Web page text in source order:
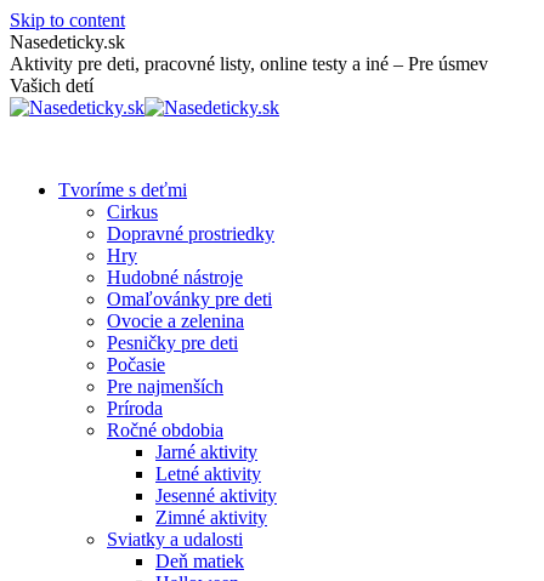
Skip to content
Nasedeticky.sk
Aktivity pre deti, pracovné listy, online testy a iné – Pre úsmev
Vašich detí
Tvoríme s deťmi
Cirkus
Dopravné prostriedky
Hry
Hudobné nástroje
Omaľovánky pre deti
Ovocie a zelenina
Pesničky pre deti
Počasie
Pre najmenších
Príroda
Ročné obdobia
Jarné aktivity
Letné aktivity
Jesenné aktivity
Zimné aktivity
Sviatky a udalosti
Deň matiek